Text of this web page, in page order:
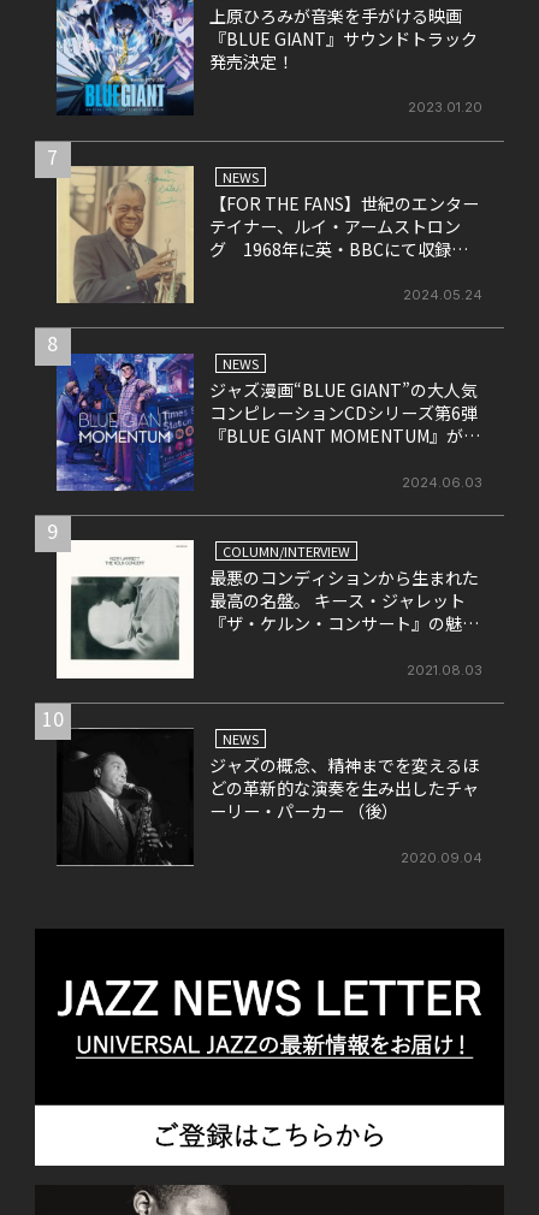
上原ひろみが音楽を手がける映画
『BLUE GIANT』サウンドトラック
発売決定！
2023.01.20
7
NEWS
【FOR THE FANS】世紀のエンター
テイナー、ルイ・アームストロン
グ 1968年に英・BBCにて収録さ
2024.05.24
8
NEWS
ジャズ漫画“BLUE GIANT”の大人気
コンピレーションCDシリーズ第6弾
『BLUE GIANT MOMENTUM』が6
2024.06.03
9
COLUMN/INTERVIEW
最悪のコンディションから生まれた
最高の名盤。 キース・ジャレット
『ザ・ケルン・コンサート』の魅力
2021.08.03
10
NEWS
ジャズの概念、精神までを変えるほ
どの革新的な演奏を生み出したチャ
ーリー・パーカー （後）
2020.09.04